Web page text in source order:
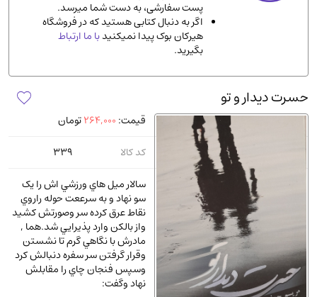
اقتصادی، بازاریابی و مالی(56)
پزشکی(140)
کامپیوتر و نرم افزار(13)
ورزشی و تربیت بدنی(34)
آشپزی و خوراکی (25)
سرگرمی و بازی
(116)
رمان و داستان خارجی(489)
حقوقی و قانون(47)
کتاب های مصور رنگی و گلاسه(23)
عرفانی و سلوک(45)
پست سفارشی، به دست شما میرسد.
اگر به دنبال کتابی هستید که در فروشگاه
هیرکان بوک پیدا نمیکنیدبا ما ارتباط
بگیرید.
حسرت دیدار و تو
قیمت: 264,000تومان
کد کالا
339
سالار ميل هاي ورزشي اش را يک
سو نهاد و به سرععت حوله راروي
نقاط عرق کرده سر وصورتش کشيد
واز بالکن وارد پذيرايي شد.هما ,
مادرش با نگاهي گرم تا نشستن
وقرار گرفتن سر سفره دنبالش کرد
وسپس فنجان چاي را مقابلش
نهاد وگفت: